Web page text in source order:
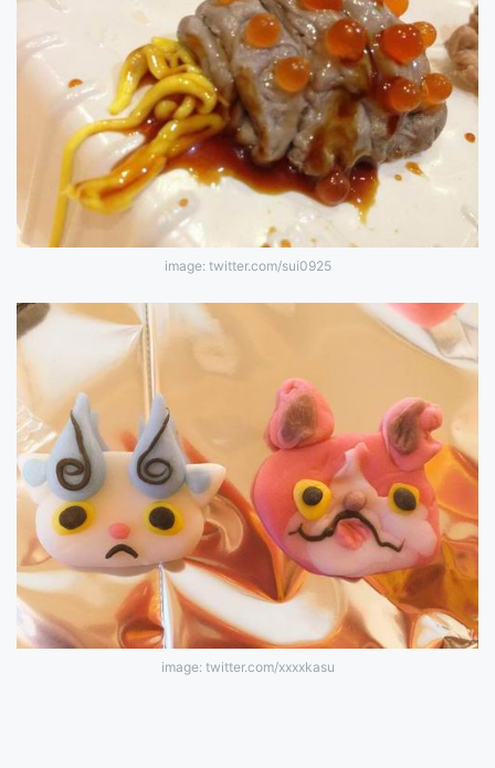
image: twitter.com/sui0925
image: twitter.com/xxxxkasu